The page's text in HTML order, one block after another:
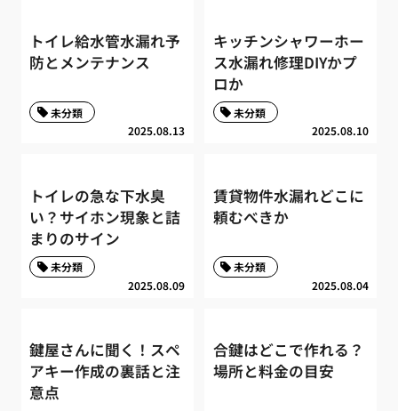
トイレ給水管水漏れ予
防とメンテナンス
2025.08.13
未分類
キッチンシャワーホー
ス水漏れ修理DIYかプ
ロか
2025.08.10
未分類
トイレの急な下水臭
い？サイホン現象と詰
まりのサイン
2025.08.09
未分類
賃貸物件水漏れどこに
頼むべきか
2025.08.04
未分類
鍵屋さんに聞く！スペ
アキー作成の裏話と注
意点
合鍵はどこで作れる？
場所と料金の目安